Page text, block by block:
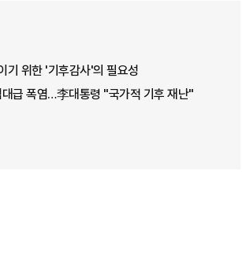
기 위한 '기후감사'의 필요성
급 폭염…李대통령 "국가적 기후 재난"